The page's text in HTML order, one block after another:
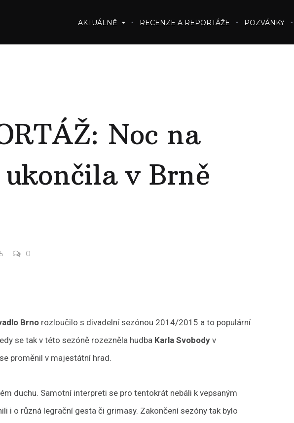
AKTUÁLNĚ RECENZE A REPORTÁŽE POZVÁNKY
Noc na
v Brně
0
Brno rozloučilo s divadelní sezónou 2014/2015 a to populární
se tak v této sezóně rozezněla hudba Karla Svobody v
proměnil v majestátní hrad.
duchu. Samotní interpreti se pro tentokrát nebáli k vepsaným
i o různá legrační gesta či grimasy. Zakončení sezóny tak bylo